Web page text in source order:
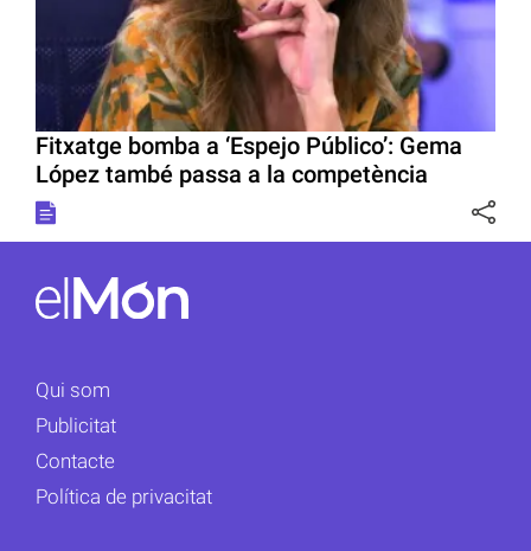
Fitxatge bomba a ‘Espejo Público’: Gema
López també passa a la competència
Qui som
Publicitat
Contacte
Política de privacitat